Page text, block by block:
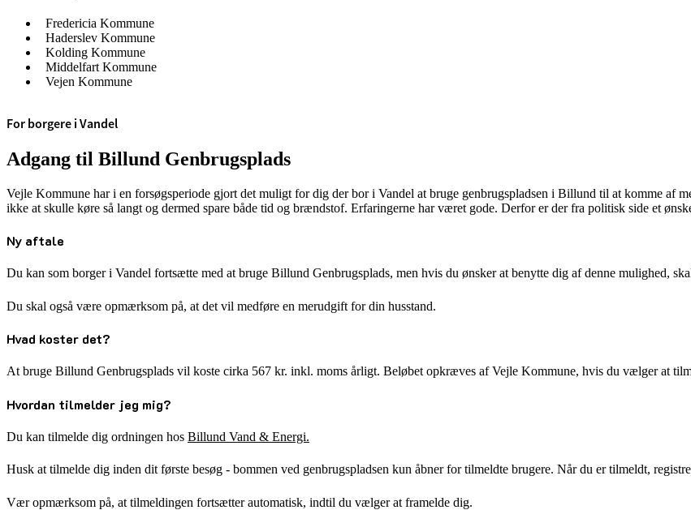
Fredericia Kommune
Haderslev Kommune
Kolding Kommune
Middelfart Kommune
Vejen Kommune
For borgere i Vandel
Adgang til Billund Genbrugsplads
Vejle Kommune har i en forsøgsperiode gjort det muligt for dig der bor i Vandel at bruge genbrugspladsen i Billund til at komme af
ikke at skulle køre så langt og dermed spare både tid og brændstof. Erfaringerne har været gode. Derfor er der fra politisk side et
Ny aftale
Du kan som borger i Vandel fortsætte med at bruge Billund Genbrugsplads, men hvis du ønsker at benytte dig af denne mulighed,
Du skal også være opmærksom på, at det vil medføre en merudgift for din husstand.
Hvad koster det?
At bruge Billund Genbrugsplads vil koste cirka 567 kr. inkl. moms årligt. Beløbet opkræves af Vejle Kommune, hvis du vælger at
Hvordan tilmelder jeg mig?
Du kan tilmelde dig ordningen hos Billund Vand & Energi.
Husk at tilmelde dig inden dit første besøg - bommen ved genbrugspladsen kun åbner for tilmeldte brugere. Når du er tilmeldt,
Vær opmærksom på, at tilmeldingen fortsætter automatisk, indtil du vælger at framelde dig.